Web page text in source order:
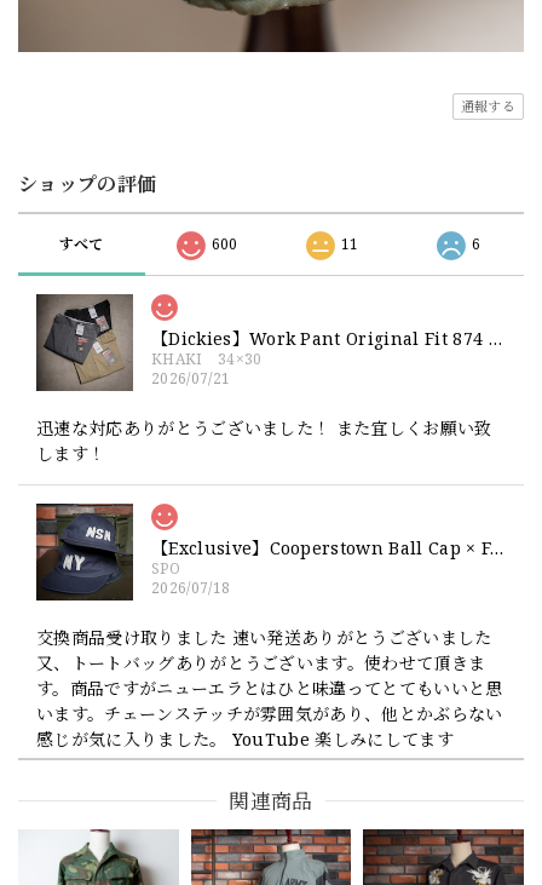
通報する
ショップの評価
すべて 600 11 6
【Dickies】Work Pant Original Fit 874 新品 ディッキーズ オリジナルフィット ワークパンツ
KHAKI 34×30
2026/07/21
迅速な対応ありがとうございました！ また宜しくお願い致
します！
【Exclusive】Cooperstown Ball Cap × FAR EAST SIGNAL "NSN / NY" NAVY×WHITE Made in USA 別注 新品 クーパーズタウンボールキャップ 6パネル 紺
SPO
2026/07/18
交換商品受け取りました 速い発送ありがとうございました
又、トートバッグありがとうございます。使わせて頂きま
す。商品ですがニューエラとはひと味違ってとてもいいと思
います。チェーンステッチが雰囲気があり、他とかぶらない
感じが気に入りました。 YouTube 楽しみにしてます
【Cooperstown Ball Cap】Made in USA Baseball Cap "1952 BIRMINGHAM BLACK BARONS" 新品 クーパーズタウンボールキャップ バーミングハムブラックバロンズ 6パネル
GREEN
2026/07/17
関連商品